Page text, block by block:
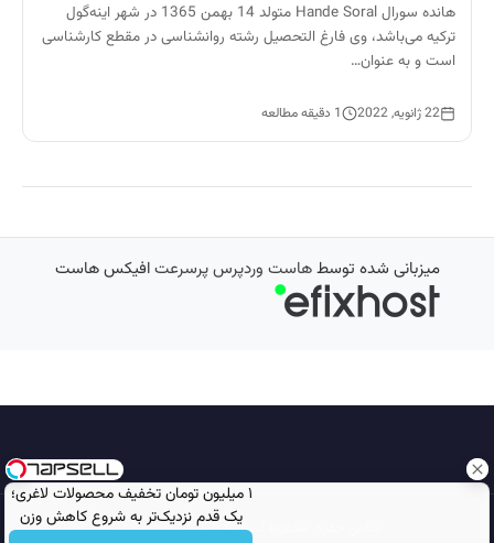
۱ میلیون تومان تخفیف محصولات لاغری؛
یک قدم نزدیک‌تر به شروع کاهش وزن
هانده سورال Hande Soral‎ متولد 14 بهمن 1365 در شهر اینه‌گول
ترکیه می‌باشد، وی فارغ التحصیل رشته روانشناسی در مقطع کارشناسی
است و به عنوان…
22 ژانویه, 2022 1 دقیقه مطالعه
میزبانی شده توسطهاست وردپرس پرسرعتافیکس هاست
تمامی حقوق محفوظ است © 2026 مجله نورگرام